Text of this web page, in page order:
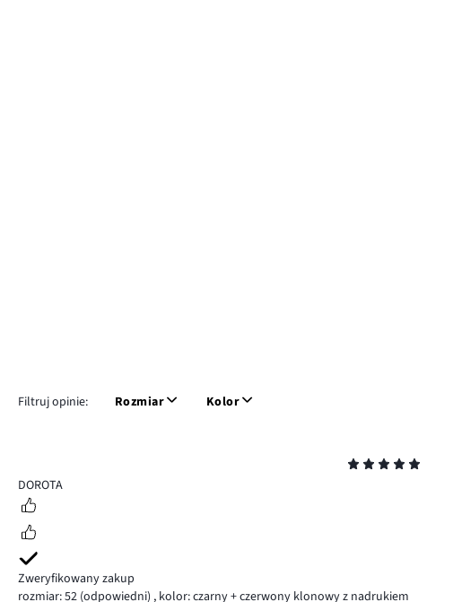
Filtruj opinie: Rozmiar Kolor
5
DOROTA
Zweryfikowany zakup
rozmiar: 52 (odpowiedni) , kolor: czarny + czerwony klonowy z nadrukiem